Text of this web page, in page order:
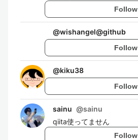
Follow
@wishangel@github
Follow
@kiku38
Follow
sainu @sainu
qiita使ってません
Follow